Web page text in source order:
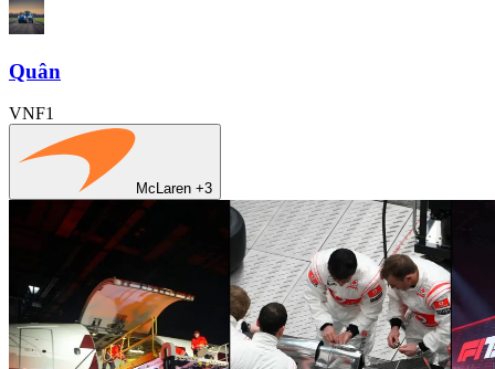
Quân
VNF1
McLaren +3